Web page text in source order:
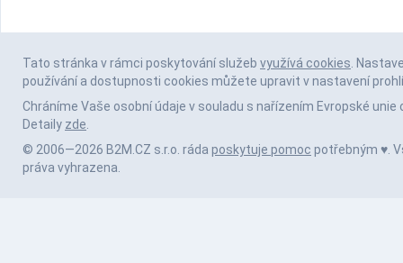
Tato stránka v rámci poskytování služeb využívá cookies.
používání a dostupnosti cookies můžete upravit v nastavení
Chráníme Vaše osobní údaje v souladu s nařízením Evropské unie
Detaily zde.
© 2006—2026 B2M.CZ s.r.o. ráda poskytuje pomoc potřebným ♥️.
práva vyhrazena.